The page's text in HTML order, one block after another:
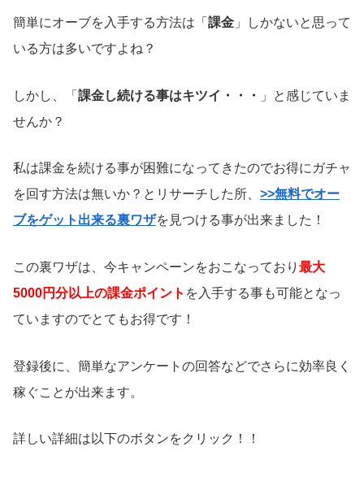
簡単にオーブを入手する方法は「 課金 」しかないと思って
いる方は多いですよね？
しかし、「 課金し続ける事はキツイ・・・
」と感じていま
せんか？
私は課金を続ける事が困難になってきたのでお得にガチャ
を回す方法は無いか？とリサーチした所、 >>無料でオー
ブをゲット出来る裏ワザを見つける事が出来ました！
この裏ワザは、今キャンペーンをおこなっており 最大
5000円分以上の課金ポイント を入手する事も可能となっ
ていますのでとてもお得です！
登録後に、簡単なアンケートの回答などでさらに効率良く
稼ぐことが出来ます。
詳しい詳細は以下のボタンをクリック！！